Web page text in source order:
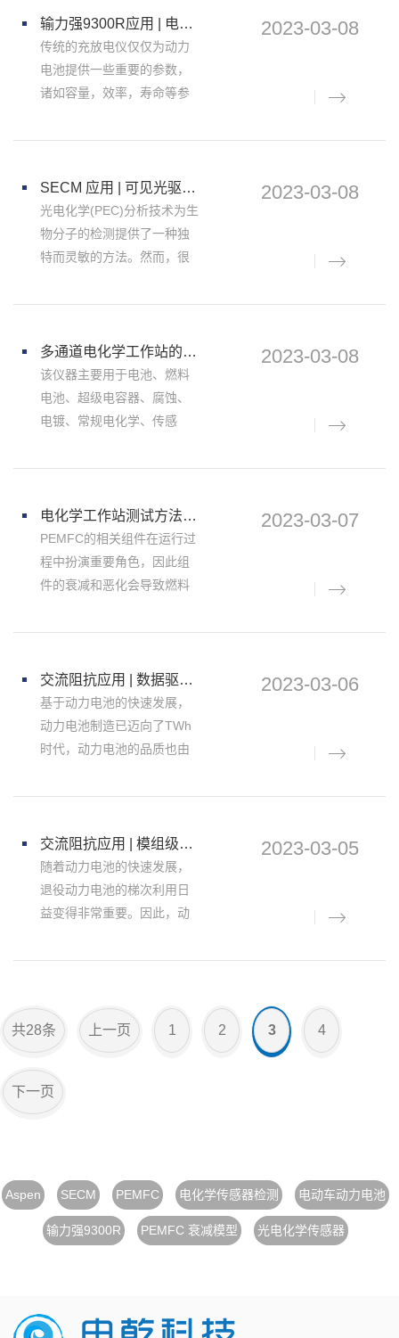
通常负载被研究的材料，环
电极一般用铂或金制成。 产
品介
2023-03-08
输力强9300R应用 | 电动车动力电池实际工况模拟测试 (任意波形)-电化学工作站/测试系统/恒电位仪
传统的充放电仪仅仅为动力
电池提供一些重要的参数，
诸如容量，效率，寿命等参
电动车实际使用时的工况模
测试而言，还有很多未知问
题无法模拟，这就会导致动
力电池
2023-03-08
SECM 应用 | 可见光驱动的光电化学传感器检测多巴胺-电化学工作站/测试系统/恒电位仪
光电化学(PEC)分析技术为生
物分子的检测提供了一种独
特而灵敏的方法。然而，很
清晰，其中光活性材料作为
的设计和构建中起着至关重
要的作用。在本研究中，基
2023-03-08
多通道电化学工作站的优点
该仪器主要用于电池、燃料
电池、超级电容器、腐蚀、
电镀、常规电化学、传感
试电池的循环伏安曲线，交
曲线等测试，来计算出电池
的容量和寿命，以评价电池
的性能。
2023-03-07
电化学工作站测试方法系列之 | PEMFC 衰减模型及失效分析
PEMFC的相关组件在运行过
程中扮演重要角色，因此组
件的衰减和恶化会导致燃料
大量研究针对PEMFC组份的
减，质子交换膜衰减，气体
扩散层的衰减等。但这些这
2023-03-06
交流阻抗应用 | 数据驱动机器学习模型对动力电池生产早期质量分类和寿命预测-电化学工作站/测试系统/恒电位仪
基于动力电池的快速发展，
动力电池制造已迈向了TWh
时代，动力电池的品质也由
确测定产品质量是锂离子电
由于锂离子电池体系非常复
杂，传统的质量控制措施如
2023-03-05
交流阻抗应用 | 模组级别锂离子电池的健康状态(SoH)评估-电化学工作站/测试系统/恒电位仪
随着动力电池的快速发展，
退役动力电池的梯次利用日
益变得非常重要。因此，动
(SoH)的测试和分级成为模组
骤。电化学交流阻抗(EIS)作
为一种强大而有效的工具，
共28条 上一页 1 2 3 4
下一页
Aspen SECM PEMFC 电化学传感器检测 电动车动力电池
输力强9300R PEMFC 衰减模型 光电化学传感器